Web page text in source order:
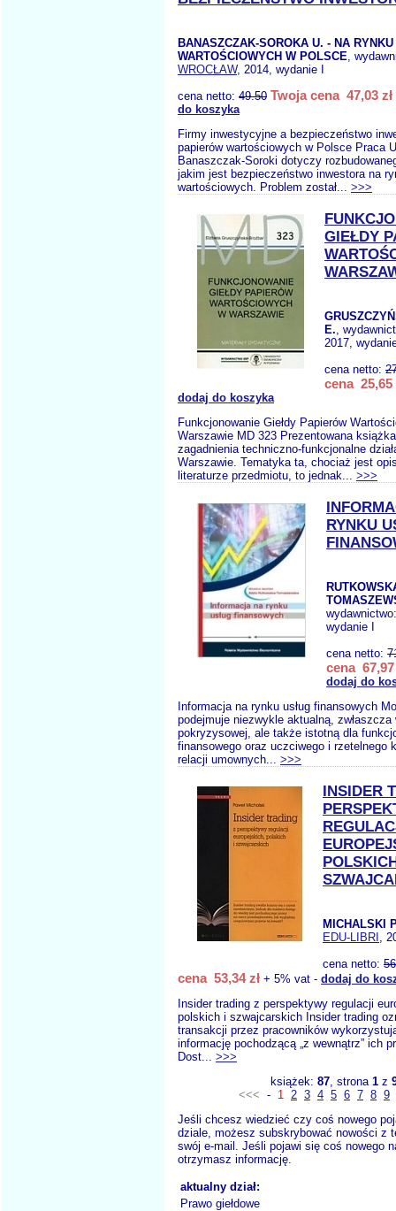
BANASZCZAK-SOROKA U. - NA
WARTOŚCIOWYCH W POLSCE,
WROCŁAW, 2014, wydanie I
cena netto: 49.50 Twoja cena 47,03 zł
do koszyka
Firmy inwestycyjne a bezpieczeństwo
papierów wartościowych w Polsce Praca
Banaszczak-Soroki dotyczy
jakim jest bezpieczeństwo inwestora na
wartościowych. Problem został... >>>
GIEŁDY
E.,
2017,
cena netto:
cena 25,65
dodaj do koszyka
Funkcjonowanie Giełdy Papierów
Warszawie MD 323 Prezentowana
zagadnienia techniczno-funkcjonalne
Warszawie. Tematyka ta, chociaż jest
literaturze przedmiotu, to jednak... >>>
RYNKU
wydanie I
cena netto:
cena 67,97
dodaj do
Informacja na rynku usług finansowych
podejmuje niezwykle aktualną,
pokryzysowej, ale także istotną dla
finansowego oraz uczciwego i rzetelnego
relacji umownych... >>>
INSIDER
MICHALSKI
EDU-LIBRI ,
cena netto:
cena 53,34 zł + 5% vat - dodaj do
Insider trading z perspektywy regulacji
polskich i szwajcarskich Insider trading
transakcji przez pracowników
informację pochodzącą „z wewnątrz” ich
Dost... >>>
książek: 87, strona 1z
<<< - 1 2 3 4 5 6 7 8 9
Jeśli chcesz wiedzieć czy coś nowego
dziale, możesz subskrybować nowości z
swój e-mail. Jeśli pojawi się coś nowego
otrzymasz informację.
aktualny dział:
Prawo giełdowe